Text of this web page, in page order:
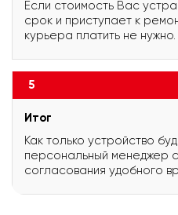
Если стоимость Вас
срок и приступает к
курьера платить не нужно.
5
Итог
Как только устройство
персональный менеджер
согласования удобного